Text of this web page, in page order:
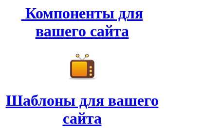
Компоненты для
вашего сайта
Шаблоны для вашего
сайта